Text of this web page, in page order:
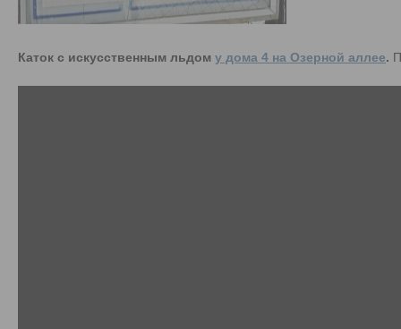
Каток с искусственным льдом у дома 4 на Озерной аллее.